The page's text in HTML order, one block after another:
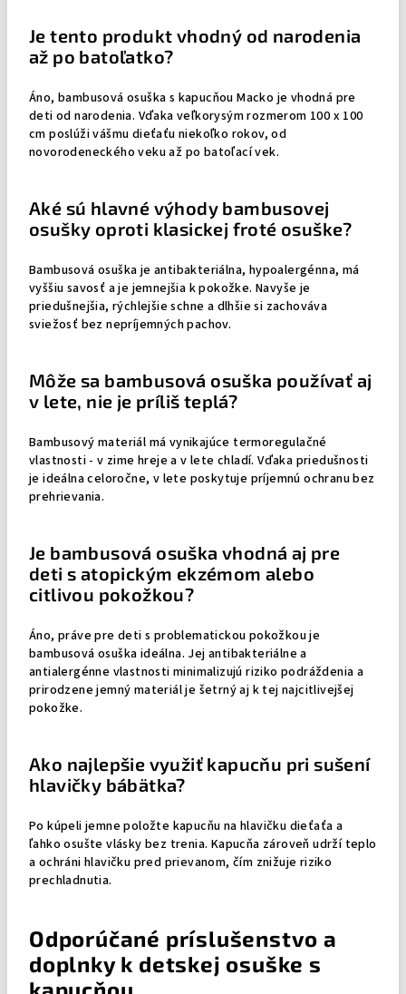
Je tento produkt vhodný od narodenia
až po batoľatko?
Áno, bambusová osuška s kapucňou Macko je vhodná pre
deti od narodenia. Vďaka veľkorysým rozmerom 100 x 100
cm poslúži vášmu dieťaťu niekoľko rokov, od
novorodeneckého veku až po batoľací vek.
Aké sú hlavné výhody bambusovej
osušky oproti klasickej froté osuške?
Bambusová osuška je antibakteriálna, hypoalergénna, má
vyššiu savosť a je jemnejšia k pokožke. Navyše je
priedušnejšia, rýchlejšie schne a dlhšie si zachováva
sviežosť bez nepríjemných pachov.
Môže sa bambusová osuška používať aj
v lete, nie je príliš teplá?
Bambusový materiál má vynikajúce termoregulačné
vlastnosti - v zime hreje a v lete chladí. Vďaka priedušnosti
je ideálna celoročne, v lete poskytuje príjemnú ochranu bez
prehrievania.
Je bambusová osuška vhodná aj pre
deti s atopickým ekzémom alebo
citlivou pokožkou?
Áno, práve pre deti s problematickou pokožkou je
bambusová osuška ideálna. Jej antibakteriálne a
antialergénne vlastnosti minimalizujú riziko podráždenia a
prirodzene jemný materiál je šetrný aj k tej najcitlivejšej
pokožke.
Ako najlepšie využiť kapucňu pri sušení
hlavičky bábätka?
Po kúpeli jemne položte kapucňu na hlavičku dieťaťa a
ľahko osušte vlásky bez trenia. Kapucňa zároveň udrží teplo
a ochráni hlavičku pred prievanom, čím znižuje riziko
prechladnutia.
Odporúčané príslušenstvo a
doplnky k detskej osuške s